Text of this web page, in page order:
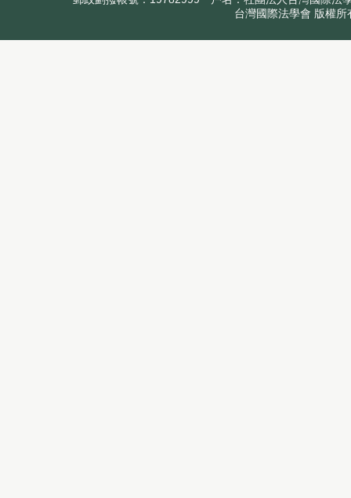
台灣國際法學會 版權